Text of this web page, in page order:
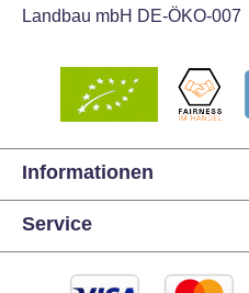
Landbau mbH DE-ÖKO-007
Informationen
Service